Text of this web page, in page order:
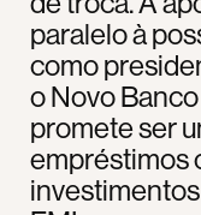
paralelo à
como
o Novo
promete ser
empréstimos